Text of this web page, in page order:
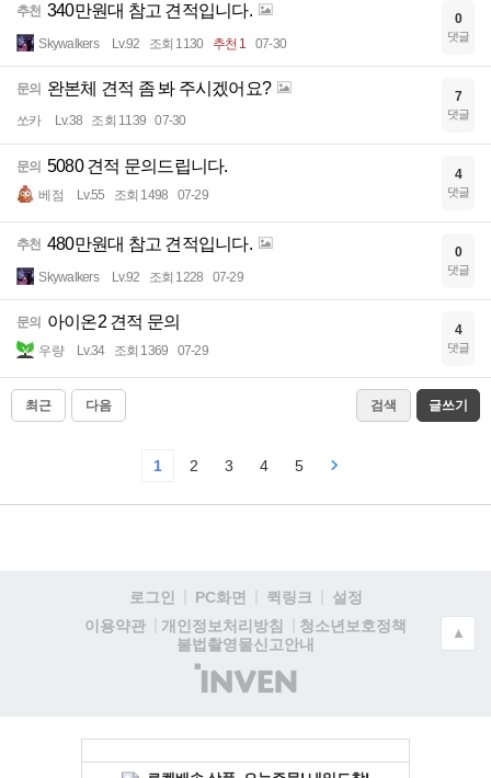
추천 340만원대 참고 견적입니다.
Skywalkers Lv.92 조회 1130 추천 1 07-30
0
댓글
문의 완본체 견적 좀 봐 주시겠어요?
쏘카 Lv.38 조회 1139 07-30
7
댓글
문의 5080 견적 문의드립니다.
베점 Lv.55 조회 1498 07-29
4
댓글
추천 480만원대 참고 견적입니다.
Skywalkers Lv.92 조회 1228 07-29
0
댓글
문의 아이온2 견적 문의
우량 Lv.34 조회 1369 07-29
4
댓글
최근 다음 검색 글쓰기
1 2 3 4 5
로그인 PC화면 퀵링크
설정
이용약관
개인정보처리방침
청소년보호정책
불법촬영물신고안내
(주)
인
▲